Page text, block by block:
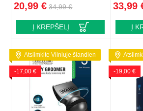
20,99 € 34,99 €
Į KREPŠELĮ
33,99
Į
Atsiimkite Vilniuje šiandien
-17,00 € -19,00 €